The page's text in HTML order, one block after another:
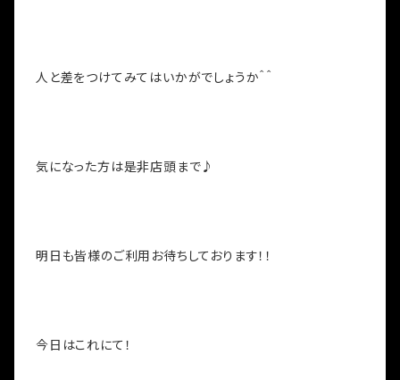
人と差をつけてみてはいかがでしょうか＾＾
気になった方は是非店頭まで♪
明日も皆様のご利用お待ちしております！！
今日はこれにて！